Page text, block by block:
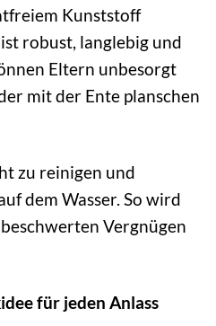
Kunststoff
robust, langlebig und
Eltern unbesorgt
mit der Ente planschen
zu reinigen und
dem Wasser. So wird
Vergnügen
für jeden Anlass